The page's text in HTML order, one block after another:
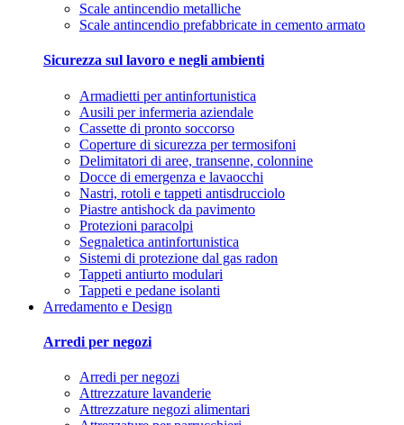
Scale antincendio metalliche
Scale antincendio prefabbricate in cemento armato
Sicurezza sul lavoro e negli ambienti
Armadietti per antinfortunistica
Ausili per infermeria aziendale
Cassette di pronto soccorso
Coperture di sicurezza per termosifoni
Delimitatori di aree, transenne, colonnine
Docce di emergenza e lavaocchi
Nastri, rotoli e tappeti antisdrucciolo
Piastre antishock da pavimento
Protezioni paracolpi
Segnaletica antinfortunistica
Sistemi di protezione dal gas radon
Tappeti antiurto modulari
Tappeti e pedane isolanti
Arredamento e Design
Arredi per negozi
Arredi per negozi
Attrezzature lavanderie
Attrezzature negozi alimentari